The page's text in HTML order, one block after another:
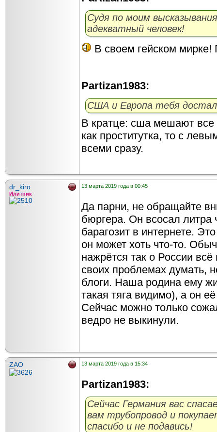
Судя по моим
адекватный человек!
В своем гейском мирке!
Partizan1983:
США и Европа тебя
В кратце: сша мешают все
как проститутка, то с
всеми сразу.
dr_kiro
Илитник
13 марта 2019 года в 00:45
Да парни, не обращайте
бюргера. Он всосал литра
барагозит в интернете.
он может хоть что-то.
нажрётся так о России
своих проблемах думать,
блоги. Наша родина ему
такая тяга видимо), а он
Сейчас можно только
ведро не выкинули.
ZAO 13 марта 2019 года в 15:34
Partizan1983:
Cейчас Германия вас
вам трубопровод и
спасибо и не подавись!